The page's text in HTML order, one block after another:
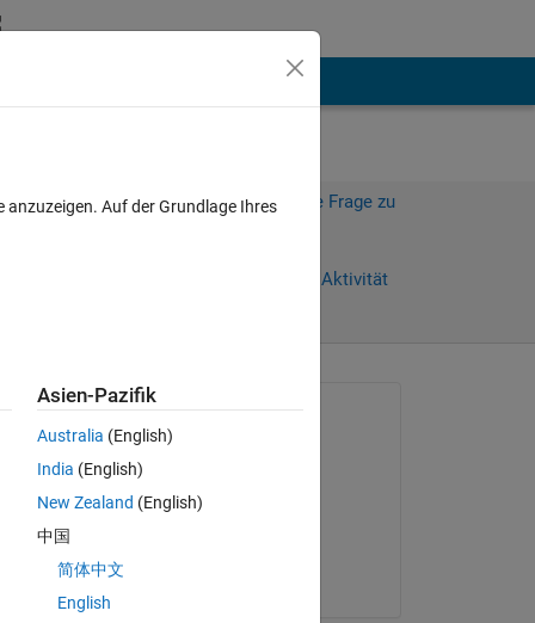
Melden Sie sich an, um diese Frage zu
Anmelden, um Aktivität
Cedric Kotitschke
am 20 Feb. 2023
am 2 Mär. 2023
Auf der Grundlage Ihres
Asien-Pazifik
Australia (English)
India (English)
New Zealand (English)
中国
简体中文
English